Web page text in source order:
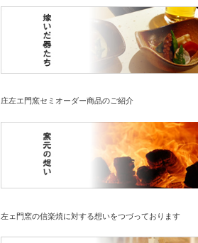
庄左エ門窯セミオーダー商品のご紹介
左ェ門窯の信楽焼に対する想いをつづっております